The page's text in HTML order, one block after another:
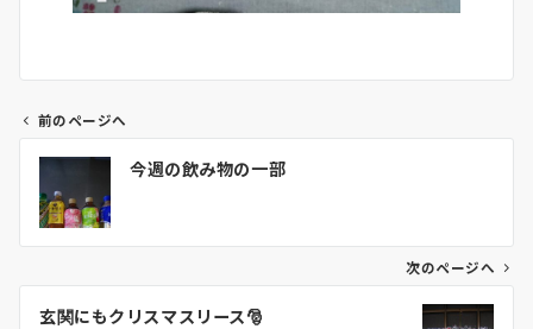
ビ
前のページへ
今週の飲み物の一部
次のページへ
玄関にもクリスマスリース🎅